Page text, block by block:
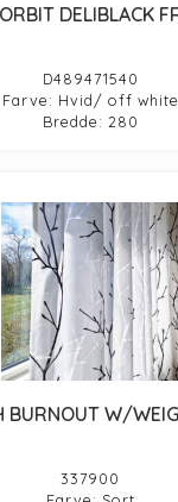
ORBIT DELIBLACK
D489471540
Farve: Hvid/ off white
Bredde: 280
BURNOUT W/
337900